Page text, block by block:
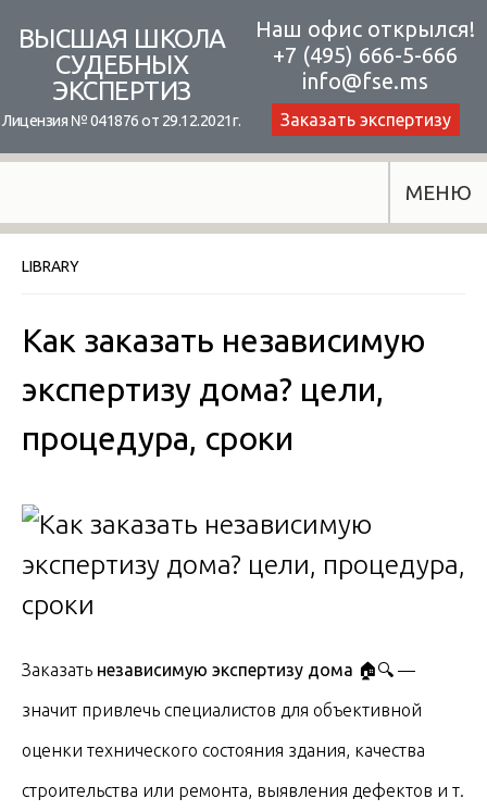
content
ВЫСШАЯ ШКОЛА
СУДЕБНЫХ
ЭКСПЕРТИЗ
Лицензия № 041876 от 29.12.2021г.
Наш офис открылся!
+7 (495) 666-5-666
info@fse.ms
Заказать экспертизу
МЕНЮ
LIBRARY
Как заказать независимую
экспертизу дома? цели,
процедура, сроки
Заказать независимую экспертизу дома 🏠🔍 —
значит привлечь специалистов для объективной
оценки технического состояния здания, качества
строительства или ремонта, выявления дефектов и т.